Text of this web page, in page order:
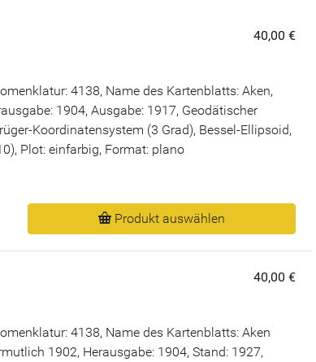
40,00 €
4138, Name des Kartenblatts: Aken,
1904, Ausgabe: 1917, Geodätischer
Koordinatensystem (3 Grad), Bessel-Ellipsoid,
Plot: einfarbig, Format: plano
Produkt auswählen
40,00 €
4138, Name des Kartenblatts: Aken
1902, Herausgabe: 1904, Stand: 1927,